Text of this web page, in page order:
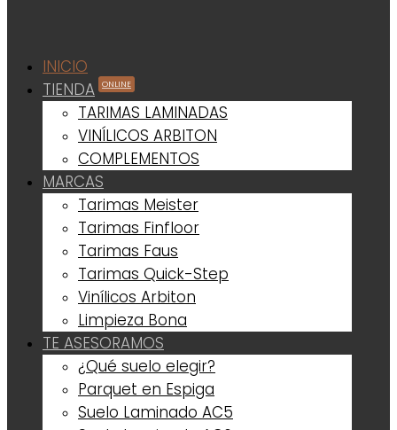
INICIO
TIENDA
ONLINE
TARIMAS LAMINADAS
VINÍLICOS ARBITON
COMPLEMENTOS
MARCAS
Tarimas Meister
Tarimas Finfloor
Tarimas Faus
Tarimas Quick-Step
Vinílicos Arbiton
Limpieza Bona
TE ASESORAMOS
¿Qué suelo elegir?
Parquet en Espiga
Suelo Laminado AC5